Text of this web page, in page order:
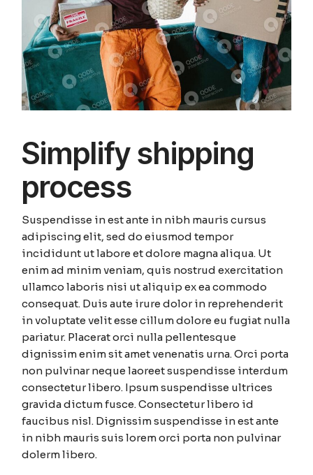
Simplify shipping
process
Suspendisse in est ante in nibh mauris cursus
adipiscing elit, sed do eiusmod tempor
incididunt ut labore et dolore magna aliqua. Ut
enim ad minim veniam, quis nostrud exercitation
ullamco laboris nisi ut aliquip ex ea commodo
consequat. Duis aute irure dolor in reprehenderit
in voluptate velit esse cillum dolore eu fugiat nulla
pariatur. Placerat orci nulla pellentesque
dignissim enim sit amet venenatis urna. Orci porta
non pulvinar neque laoreet suspendisse interdum
consectetur libero. Ipsum suspendisse ultrices
gravida dictum fusce. Consectetur libero id
faucibus nisl. Dignissim suspendisse in est ante
in nibh mauris suis lorem orci porta non pulvinar
dolerm libero.